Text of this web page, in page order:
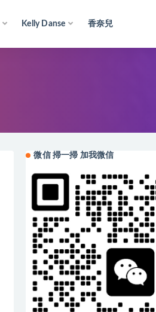
Kelly Danse 香奈兒
微信 掃一掃 加我微信